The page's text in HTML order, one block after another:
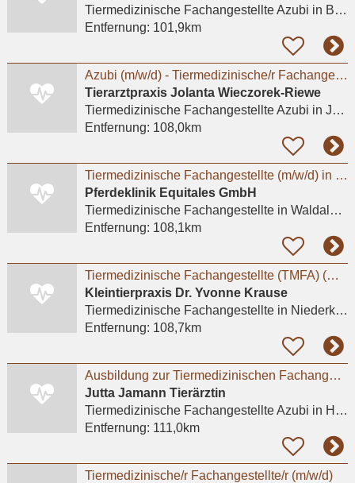
Tiermedizinische Fachangestellte Azubi in Bonn
Entfernung: 101,9km
Azubi (m/w/d) - Tiermedizinische/r Fachangestellte/r 2026 - Praktikum möglich
Tierarztpraxis Jolanta Wieczorek-Riewe
Tiermedizinische Fachangestellte Azubi in Jülich
Entfernung: 108,0km
Tiermedizinische Fachangestellte (m/w/d) in Voll- und Teilzeit
Pferdeklinik Equitales GmbH
Tiermedizinische Fachangestelltein Waldalgesheim
Entfernung: 108,1km
Tiermedizinische Fachangestellte (TMFA) (m/w/d) in Voll- oder Teilzeit gesucht
Kleintierpraxis Dr. Yvonne Krause
Tiermedizinische Fachangestelltein Niederkassel
Entfernung: 108,7km
Ausbildung zur Tiermedizinischen Fachangestellten
Jutta Jamann Tierärztin
Tiermedizinische Fachangestellte Azubi in Hürth, Hermülheim
Entfernung: 111,0km
Tiermedizinische/r Fachangestellte/r (m/w/d)